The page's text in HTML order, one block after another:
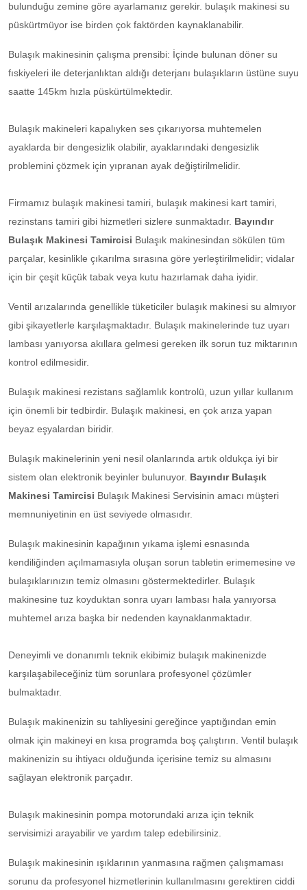
bulunduğu zemine göre ayarlamanız gerekir. bulaşık makinesi su
püskürtmüyor ise birden çok faktörden kaynaklanabilir.
Bulaşık makinesinin çalışma prensibi: İçinde bulunan döner su
fıskiyeleri ile deterjanlıktan aldığı deterjanı bulaşıkların üstüne suyu
saatte 145km hızla püskürtülmektedir.
Bulaşık makineleri kapalıyken ses çıkarıyorsa muhtemelen
ayaklarda bir dengesizlik olabilir, ayaklarındaki dengesizlik
problemini çözmek için yıpranan ayak değiştirilmelidir.
Firmamız bulaşık makinesi tamiri, bulaşık makinesi kart tamiri,
rezinstans tamiri gibi hizmetleri sizlere sunmaktadır. Bayındır
Bulaşık Makinesi Tamircisi Bulaşık makinesindan sökülen tüm
parçalar, kesinlikle çıkarılma sırasına göre yerleştirilmelidir; vidalar
için bir çeşit küçük tabak veya kutu hazırlamak daha iyidir.
Ventil arızalarında genellikle tüketiciler bulaşık makinesi su almıyor
gibi şikayetlerle karşılaşmaktadır. Bulaşık makinelerinde tuz uyarı
lambası yanıyorsa akıllara gelmesi gereken ilk sorun tuz miktarının
kontrol edilmesidir.
Bulaşık makinesi rezistans sağlamlık kontrolü, uzun yıllar kullanım
için önemli bir tedbirdir. Bulaşık makinesi, en çok arıza yapan
beyaz eşyalardan biridir.
Bulaşık makinelerinin yeni nesil olanlarında artık oldukça iyi bir
sistem olan elektronik beyinler bulunuyor. Bayındır Bulaşık
Makinesi Tamircisi Bulaşık Makinesi Servisinin amacı müşteri
memnuniyetinin en üst seviyede olmasıdır.
Bulaşık makinesinin kapağının yıkama işlemi esnasında
kendiliğinden açılmamasıyla oluşan sorun tabletin erimemesine ve
bulaşıklarınızın temiz olmasını göstermektedirler. Bulaşık
makinesine tuz koyduktan sonra uyarı lambası hala yanıyorsa
muhtemel arıza başka bir nedenden kaynaklanmaktadır.
Deneyimli ve donanımlı teknik ekibimiz bulaşık makinenizde
karşılaşabileceğiniz tüm sorunlara profesyonel çözümler
bulmaktadır.
Bulaşık makinenizin su tahliyesini gereğince yaptığından emin
olmak için makineyi en kısa programda boş çalıştırın. Ventil bulaşık
makinenizin su ihtiyacı olduğunda içerisine temiz su almasını
sağlayan elektronik parçadır.
Bulaşık makinesinin pompa motorundaki arıza için teknik
servisimizi arayabilir ve yardım talep edebilirsiniz.
Bulaşık makinesinin ışıklarının yanmasına rağmen çalışmaması
sorunu da profesyonel hizmetlerinin kullanılmasını gerektiren ciddi